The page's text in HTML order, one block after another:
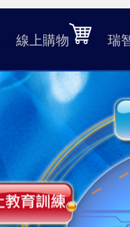
線上購物 瑞